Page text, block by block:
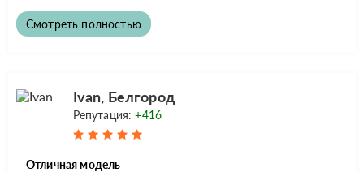
Смотреть полностью
Ivan, Белгород
Репутация:+416
Отличная модель